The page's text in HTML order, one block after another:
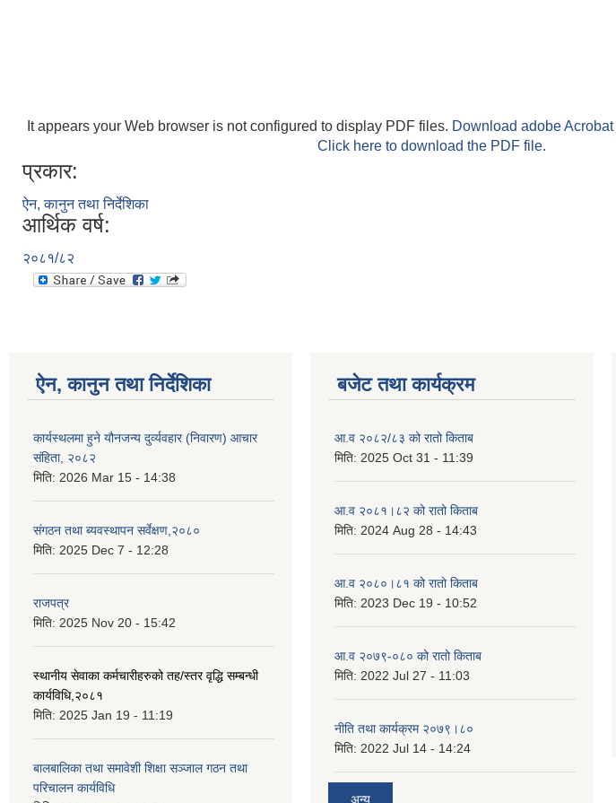
It appears your Web browser is not configured to display PDF files. Download adobe Acrobat
Click here to download the PDF file.
प्रकार:
ऐन, कानुन तथा निर्देशिका
आर्थिक वर्ष:
२०८१/८२
ऐन, कानुन तथा निर्देशिका
कार्यस्थलमा हुने यौनजन्य दुर्व्यवहार (निवारण) आचार
संहिता, २०८२
मिति: 2026 Mar 15 - 14:38
संगठन तथा ब्यवस्थापन सर्वेक्षण,२०८०
मिति: 2025 Dec 7 - 12:28
राजपत्र
मिति: 2025 Nov 20 - 15:42
स्थानीय सेवाका कर्मचारीहरुको तह/स्तर वृद्धि सम्बन्धी
कार्यविधि,२०८१
मिति: 2025 Jan 19 - 11:19
बालबालिका तथा समावेशी शिक्षा सञ्जाल गठन तथा
परिचालन कार्यविधि
बजेट तथा कार्यक्रम
आ.व २०८२/८३ को रातो किताब
मिति: 2025 Oct 31 - 11:39
आ.व २०८१।८२ को रातो किताब
मिति: 2024 Aug 28 - 14:43
आ.व २०८०।८१ को रातो किताब
मिति: 2023 Dec 19 - 10:52
आ.व २०७९-०८० को रातो किताब
मिति: 2022 Jul 27 - 11:03
नीति तथा कार्यक्रम २०७९।८०
मिति: 2022 Jul 14 - 14:24
अन्य